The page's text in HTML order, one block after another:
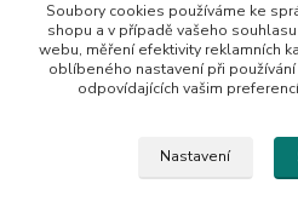
Soubory cookies používáme ke
shopu a v případě vašeho
webu, měření efektivity reklamních
oblíbeného nastavení při
odpovídajících vašim
Nastavení